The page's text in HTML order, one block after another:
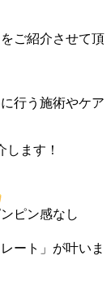
ご紹介させて頂
行う施術やケア
ます！
ピン感なし
ート」が叶いま